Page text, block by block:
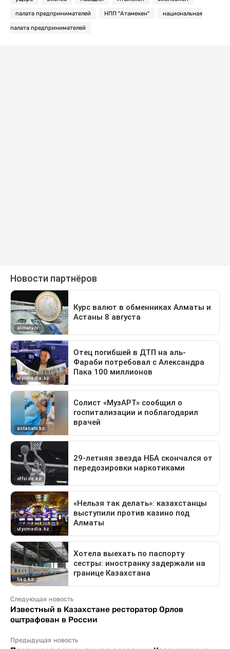
палата предпринимателей НПП "Атамекен" национальная
палата предпринимателей
Следующая новость
Известный в Казахстане ресторатор Орлов
оштрафован в России
Предыдущая новость